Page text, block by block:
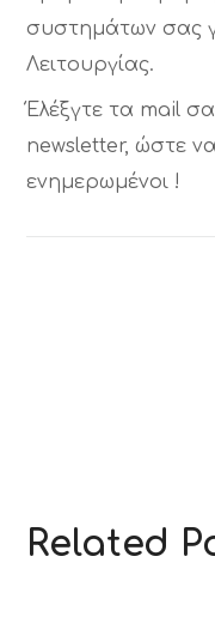
συστημάτων σας
Λειτουργίας.
Έλέξγτε τα mail
newsletter, ώστε
ενημερωμένοι !
Related